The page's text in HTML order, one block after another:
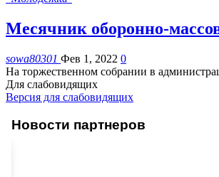
Месячник оборонно-
sowa80301 Фев 1, 2022 0
На торжественном собрании в
Для слабовидящих
Версия для слабовидящих
Новости партнеров